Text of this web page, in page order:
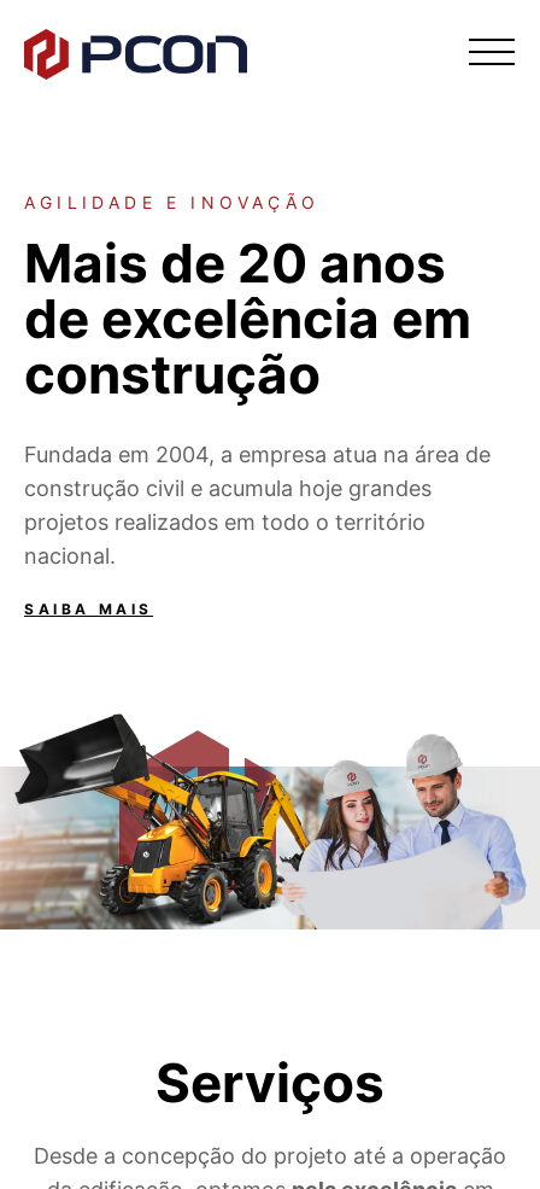
INSTITUCIONAL
PORTFÓLIO
SERVIÇOS
ESTRUTURA
AGILIDADE E INOVAÇÃO
Mais de 20 anos
de excelência em
construção
Fundada em 2004, a empresa atua na área de
construção civil e acumula hoje grandes
projetos realizados em todo o território
nacional.
SAIBA MAIS
Serviços
Desde a concepção do projeto até a operação